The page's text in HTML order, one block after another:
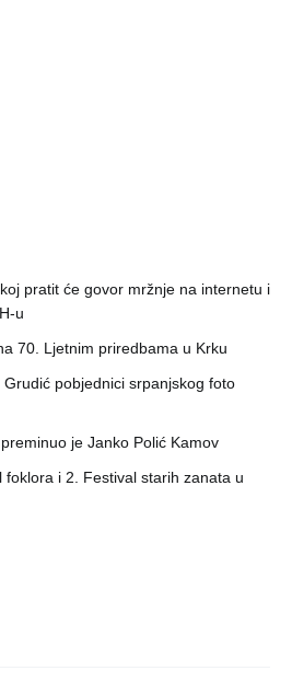
pratit će govor mržnje na internetu i
u
70. Ljetnim priredbama u Krku
pobjednici srpanjskog foto
je Janko Polić Kamov
i 2. Festival starih zanata u